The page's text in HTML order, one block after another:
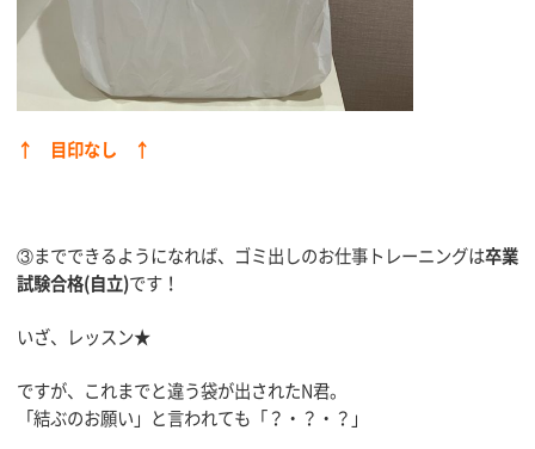
↑ 目印なし ↑
③までできるようになれば、ゴミ出しのお仕事トレーニングは卒業
試験合格(自立)です！
いざ、レッスン★
ですが、これまでと違う袋が出されたN君。
「結ぶのお願い」と言われても「？・？・？」